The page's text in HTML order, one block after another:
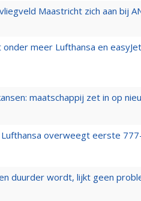
Maastricht zich aan bij
meer Lufthansa en
maatschappij zet in op
overweegt eerste
duurder wordt, lijkt geen